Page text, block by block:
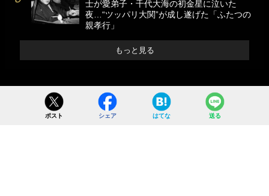
士が愛弟子・千代大海の初金星に泣いた
夜…“ツッパリ大関”が成し遂げた「ふたつの
親孝行」
もっと見る
ポスト シェア はてな 送る